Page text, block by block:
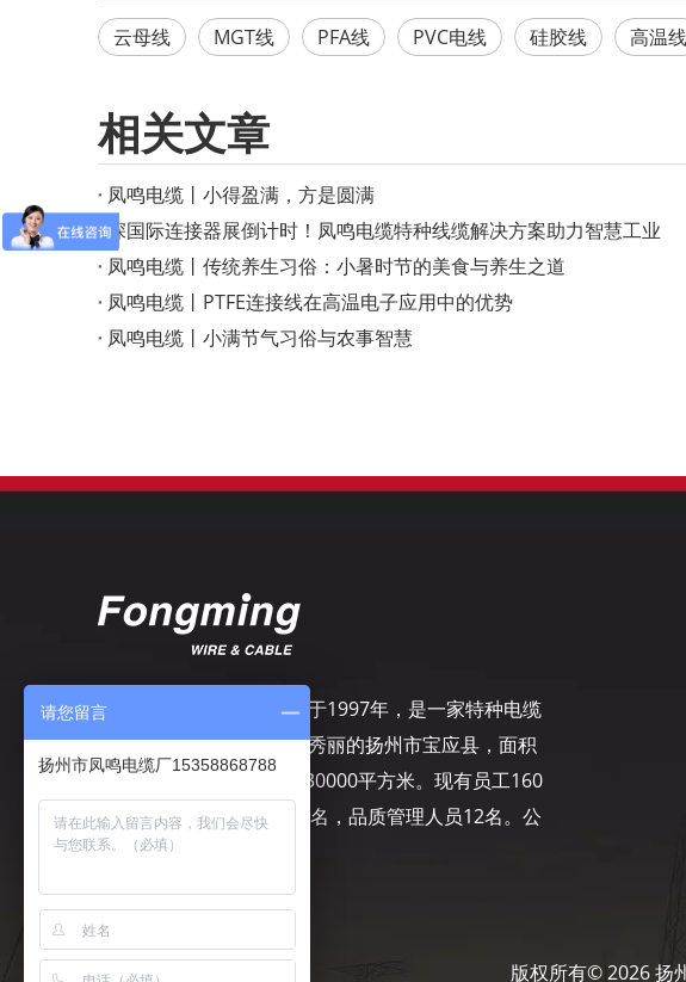
云母线 MGT线 PFA线 PVC电线 硅胶线 高温线
相关文章
凤鸣电缆丨小得盈满，方是圆满
深国际连接器展倒计时！凤鸣电缆特种线缆解决方案助力智慧工业
凤鸣电缆丨传统养生习俗：小暑时节的美食与养生之道
凤鸣电缆丨PTFE连接线在高温电子应用中的优势
凤鸣电缆丨小满节气习俗与农事智慧
扬州市凤鸣电缆厂，成立于1997年，是一家特种电缆
专业制造商，坐落在风景秀丽的扬州市宝应县，面积
50000平方米，建筑面积30000平方米。现有员工160
名，其中工程技术人员10名，品质管理人员12名。公
司致力于精细管理……
版权所有©2026扬
请您留言
扬州市凤鸣电缆厂15358868788